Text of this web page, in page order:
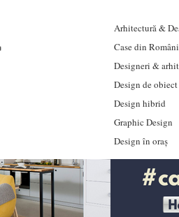
Arhitectură &
Case din
Designeri &
Design de obiect
Design hibrid
Graphic Design
Design în oraș